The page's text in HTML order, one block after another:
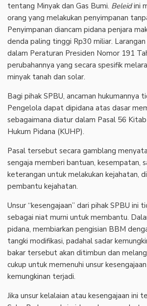
tentang Minyak dan Gas Bumi. Beleidini
orang yang melakukan penyimpanan
Penyimpanan diancam pidana penjara
denda paling tinggi Rp30 miliar.
dalam Peraturan Presiden Nomor 191
perubahannya yang secara spesifik
minyak tanah dan solar.
Bagi pihak SPBU, ancaman hukumannya
Pengelola dapat dipidana atas dasar
sebagaimana diatur dalam Pasal 56
Hukum Pidana (KUHP).
Pasal tersebut secara gamblang
sengaja memberi bantuan, kesempatan,
keterangan untuk melakukan kejahatan,
pembantu kejahatan.
Unsur “kesengajaan” dari pihak SPBU ini
sebagai niat murni untuk membantu.
pidana, membiarkan pengisian BBM
tangki modifikasi, padahal sadar
bakar tersebut akan ditimbun dan
cukup untuk memenuhi unsur
kemungkinan terjadi.
Jika unsur kelalaian atau kesengajaan ini